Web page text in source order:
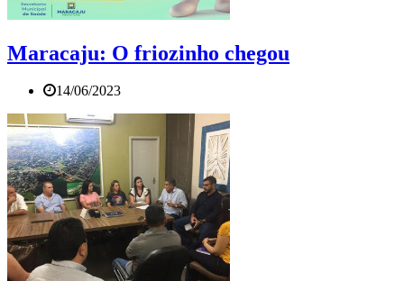
Maracaju: O friozinho chegou
14/06/2023